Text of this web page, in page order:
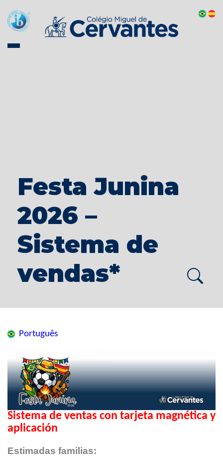
Festa Junina
2026 –
Sistema de
vendas*
Português
Sistema de ventas con tarjeta magnética y
aplicación
Estimadas familias: